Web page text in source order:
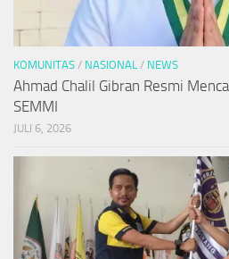
KOMUNITAS / NASIONAL / NEWS
Ahmad Chalil Gibran Resmi
SEMMI
JULI 6, 2026